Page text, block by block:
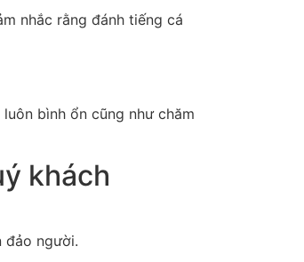
nhắc rằng đánh tiếng cá
bình ổn cũng như chăm
khách
đảo người.